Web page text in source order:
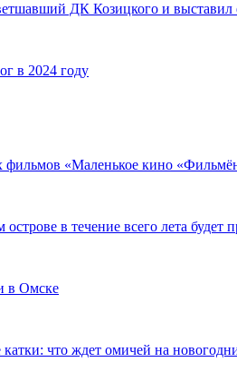
ДК Козицкого и выставил
в 2024 году
фильмов «Маленькое кино
в течение всего лета будет
в Омске
что ждет омичей на